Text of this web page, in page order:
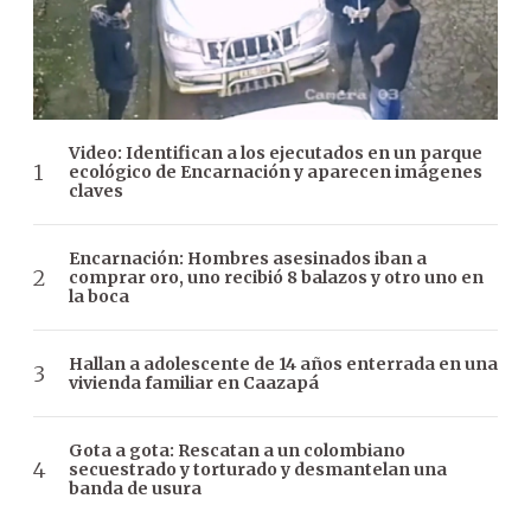
Video: Identifican a los ejecutados en un parque
ecológico de Encarnación y aparecen imágenes
claves
Encarnación: Hombres asesinados iban a
comprar oro, uno recibió 8 balazos y otro uno en
la boca
Hallan a adolescente de 14 años enterrada en una
vivienda familiar en Caazapá
Gota a gota: Rescatan a un colombiano
secuestrado y torturado y desmantelan una
banda de usura